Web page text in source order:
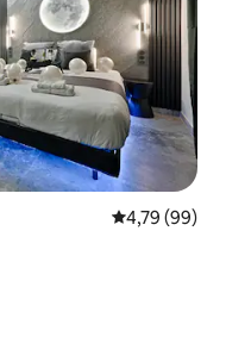
4,79 de uma
4,79 (99)